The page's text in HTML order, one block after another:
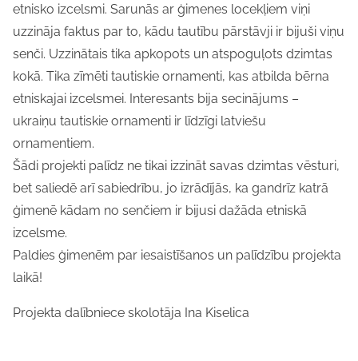
etnisko izcelsmi. Sarunās ar ģimenes locekļiem viņi
uzzināja faktus par to, kādu tautību pārstāvji ir bijuši viņu
senči. Uzzinātais tika apkopots un atspoguļots dzimtas
kokā. Tika zīmēti tautiskie ornamenti, kas atbilda bērna
etniskajai izcelsmei. Interesants bija secinājums –
ukraiņu tautiskie ornamenti ir līdzīgi latviešu
ornamentiem.
Šādi projekti palīdz ne tikai izzināt savas dzimtas vēsturi,
bet saliedē arī sabiedrību, jo izrādījās, ka gandrīz katrā
ģimenē kādam no senčiem ir bijusi dažāda etniskā
izcelsme.
Paldies ģimenēm par iesaistīšanos un palīdzību projekta
laikā!
Projekta dalībniece skolotāja Ina Kiselica